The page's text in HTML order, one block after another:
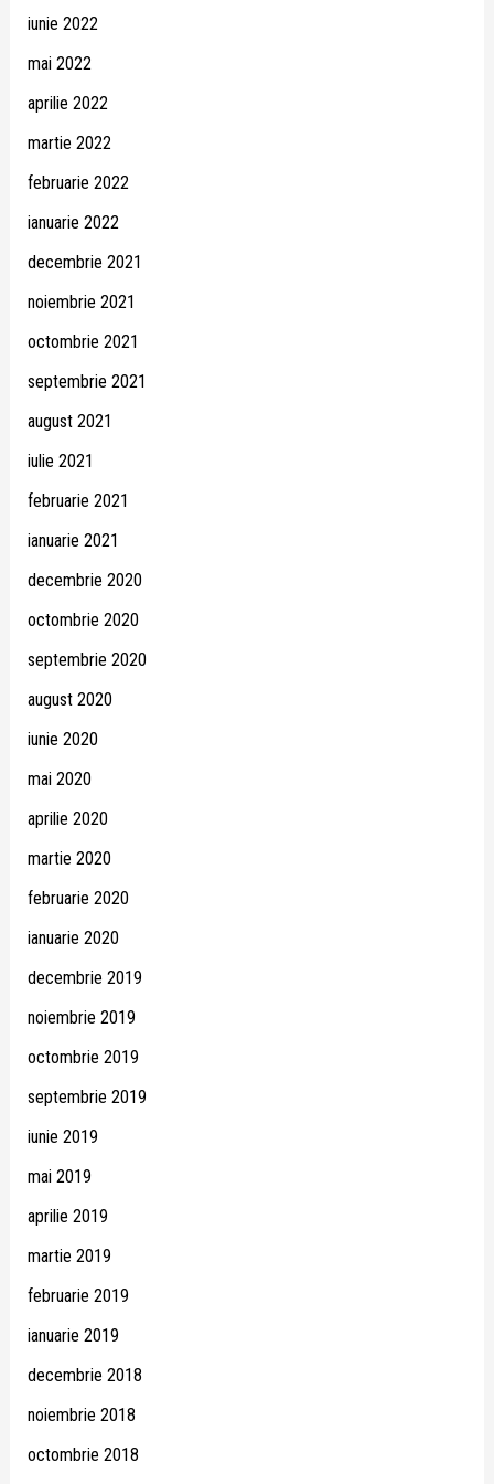
iunie 2022
mai 2022
aprilie 2022
martie 2022
februarie 2022
ianuarie 2022
decembrie 2021
noiembrie 2021
octombrie 2021
septembrie 2021
august 2021
iulie 2021
februarie 2021
ianuarie 2021
decembrie 2020
octombrie 2020
septembrie 2020
august 2020
iunie 2020
mai 2020
aprilie 2020
martie 2020
februarie 2020
ianuarie 2020
decembrie 2019
noiembrie 2019
octombrie 2019
septembrie 2019
iunie 2019
mai 2019
aprilie 2019
martie 2019
februarie 2019
ianuarie 2019
decembrie 2018
noiembrie 2018
octombrie 2018